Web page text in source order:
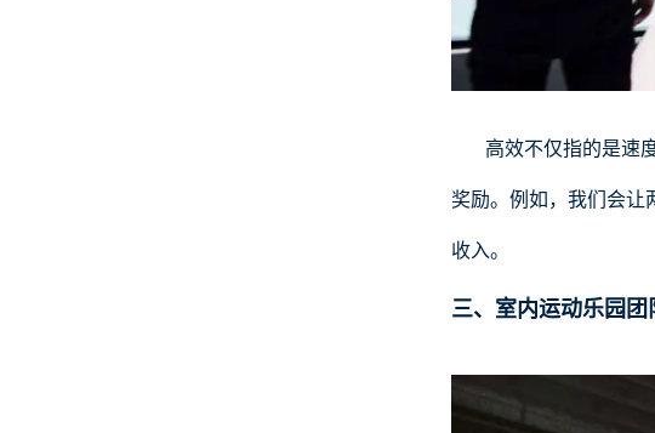
高效不仅指的是速
奖励。例如，我们会让
收入。
三、室内运动乐园